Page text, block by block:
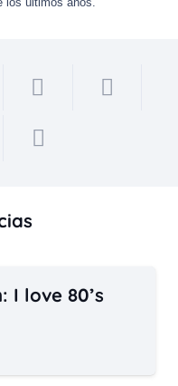
I love 80’s